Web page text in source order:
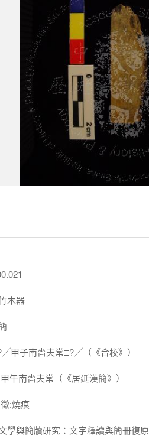
木器
甲子南嗇夫常□?╱（《合校》）
午南嗇夫常（《居延漢簡》）
:燒痕
學與簡牘研究：文字釋讀與簡冊復原